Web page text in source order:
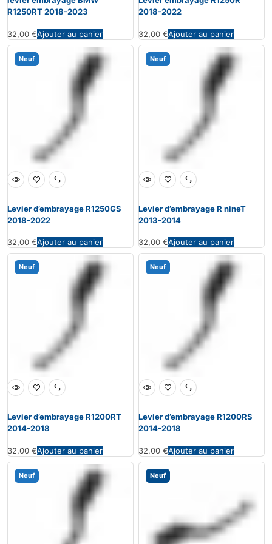
R1250RT 2018-2023
32,00 €Ajouter au panier
2018-2022
32,00 €Ajouter au panier
Neuf
Levier d’embrayage R1250GS
2018-2022
32,00 €Ajouter au panier
Neuf
Levier d’embrayage R nineT
2013-2014
32,00 €Ajouter au panier
Neuf
Levier d’embrayage R1200RT
2014-2018
32,00 €Ajouter au panier
Neuf
Levier d’embrayage R1200RS
2014-2018
32,00 €Ajouter au panier
Neuf Neuf